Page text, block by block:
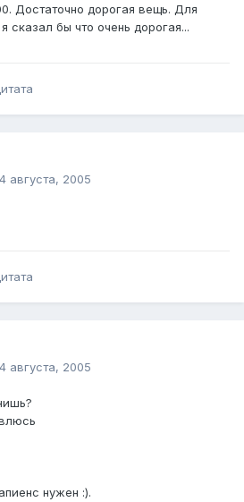
Достаточно дорогая вещь. Для
сказал бы что очень дорогая...
августа, 2005
августа, 2005
нужен :).